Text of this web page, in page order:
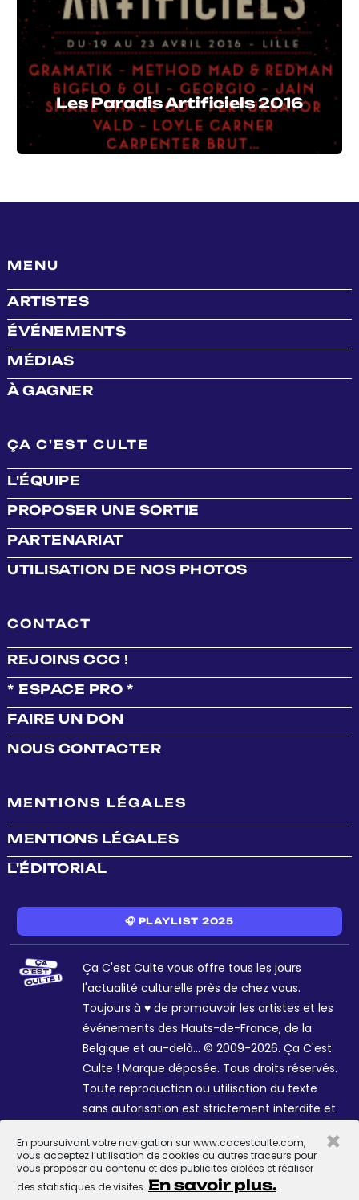
En poursuivant votre navigation sur www.cacestculte.com,
vous acceptez l’utilisation de cookies ou autres traceurs pour
vous proposer du contenu et des publicités ciblées et réaliser
des statistiques de visites. En savoir plus.
×
Les Paradis Artificiels 2016
MENU
ARTISTES
ÉVÉNEMENTS
MÉDIAS
À GAGNER
ÇA C'EST CULTE
L'ÉQUIPE
PROPOSER UNE SORTIE
PARTENARIAT
UTILISATION DE NOS PHOTOS
CONTACT
REJOINS CCC !
* ESPACE PRO *
FAIRE UN DON
NOUS CONTACTER
MENTIONS LÉGALES
MENTIONS LÉGALES
L'ÉDITORIAL
🎧 PLAYLIST 2025
Ça C'est Culte vous offre tous les jours
l'actualité culturelle près de chez vous.
Toujours à ♥ de promouvoir les artistes et les
événements des Hauts-de-France, de la
Belgique et au-delà... © 2009-2026. Ça C'est
Culte ! Marque déposée. Tous droits réservés.
Toute reproduction ou utilisation du texte
sans autorisation est strictement interdite et
Sophie R. et Céline Galant.